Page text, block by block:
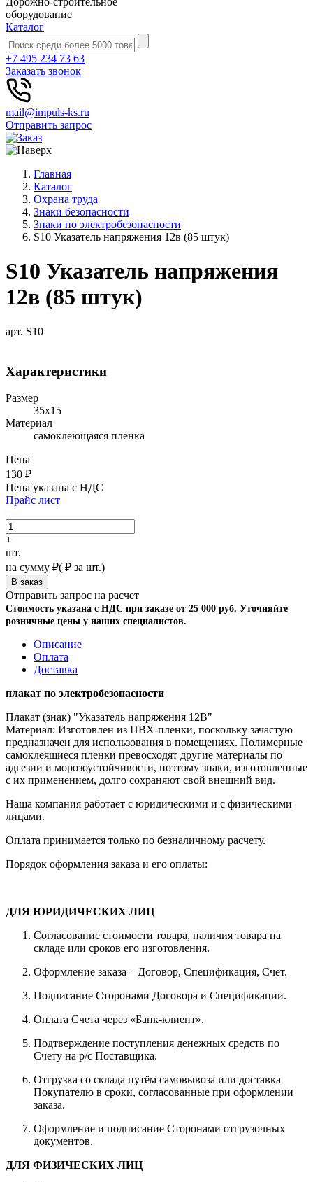
оборудование
Каталог
+7 495 234 73 63
Заказать звонок
mail@impuls-ks.ru
Отправить запрос
Главная
Каталог
Охрана труда
Знаки безопасности
Знаки по электробезопасности
S10 Указатель напряжения 12в (85 штук)
S10 Указатель напряжения
12в (85 штук)
арт. S10
Характеристики
Размер
35х15
Материал
самоклеющаяся пленка
Цена
130 ₽
Цена указана с НДС
Прайс лист
–
+
шт.
на сумму ₽( ₽ за шт.)
Отправить запрос на расчет
Стоимость указана с НДС при заказе от 25 000 руб. Уточняйте
розничные цены у наших специалистов.
Описание
Оплата
Доставка
плакат по электробезопасности
Плакат (знак) "Указатель напряжения 12В"
Материал: Изготовлен из ПВХ-пленки, поскольку зачастую
предназначен для использования в помещениях. Полимерные
самоклеящиеся пленки превосходят другие материалы по
адгезии и морозоустойчивости, поэтому знаки, изготовленные
с их применением, долго сохраняют свой внешний вид.
Наша компания работает с юридическими и с физическими
лицами.
Оплата принимается только по безналичному расчету.
Порядок оформления заказа и его оплаты:
ДЛЯ ЮРИДИЧЕСКИХ ЛИЦ
Согласование стоимости товара, наличия товара на
складе или сроков его изготовления.
Оформление заказа – Договор, Спецификация, Счет.
Подписание Сторонами Договора и Спецификации.
Оплата Счета через «Банк-клиент».
Подтверждение поступления денежных средств по
Счету на р/с Поставщика.
Отгрузка со склада путём самовывоза или доставка
Покупателю в сроки, согласованные при оформлении
заказа.
Оформление и подписание Сторонами отгрузочных
документов.
ДЛЯ ФИЗИЧЕСКИХ ЛИЦ